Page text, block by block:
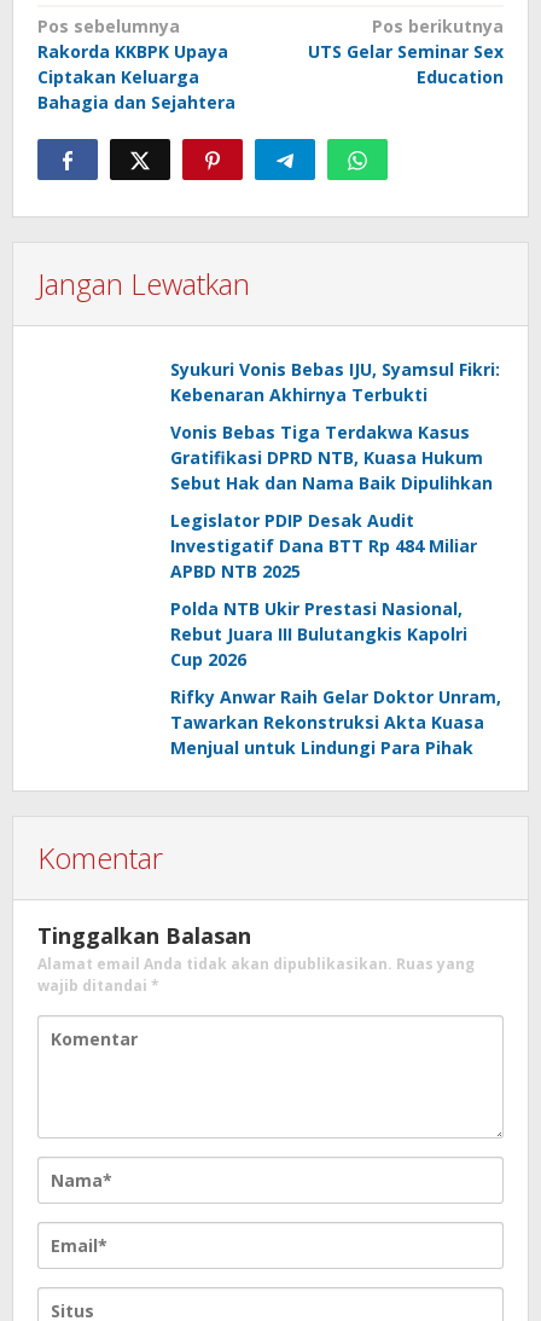
Navigasi
pos
Pos sebelumnya
Rakorda KKBPK Upaya
Ciptakan Keluarga
Bahagia dan Sejahtera
Pos berikutnya
UTS Gelar Seminar Sex
Education
Jangan Lewatkan
Syukuri Vonis Bebas IJU, Syamsul Fikri:
Kebenaran Akhirnya Terbukti
Vonis Bebas Tiga Terdakwa Kasus
Gratifikasi DPRD NTB, Kuasa Hukum
Sebut Hak dan Nama Baik Dipulihkan
Legislator PDIP Desak Audit
Investigatif Dana BTT Rp 484 Miliar
APBD NTB 2025
Polda NTB Ukir Prestasi Nasional,
Rebut Juara III Bulutangkis Kapolri
Cup 2026
Rifky Anwar Raih Gelar Doktor Unram,
Tawarkan Rekonstruksi Akta Kuasa
Menjual untuk Lindungi Para Pihak
Komentar
Tinggalkan Balasan
Alamat email Anda tidak akan dipublikasikan. Ruas yang
wajib ditandai *